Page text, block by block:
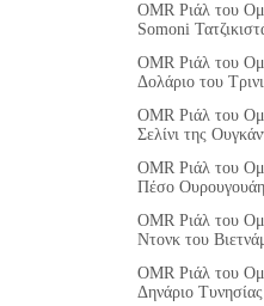
Somoni
Δολάριο του
Σελίνι της
Πέσο
Ντονκ του
Δηνάριο Τυνησίας